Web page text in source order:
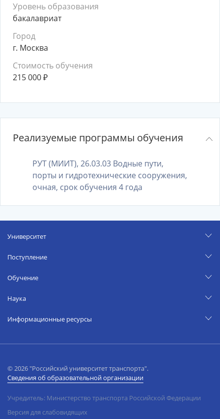
Уровень образования
бакалавриат
Город
г. Москва
Стоимость обучения
215 000₽
Реализуемые программы обучения
РУТ (МИИТ), 26.03.03 Водные пути,
порты и гидротехнические сооружения,
очная, срок обучения 4 года
Университет
Поступление
Обучение
Наука
Информационные ресурсы
© 2026 "Российский университет транспорта".
Сведения об образовательной организации
Учредитель: Министерство транспорта Российской Федерации
Версия для слабовидящих